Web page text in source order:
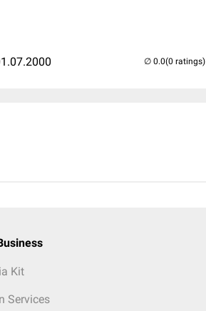
(0 ratings)
Kit
Services